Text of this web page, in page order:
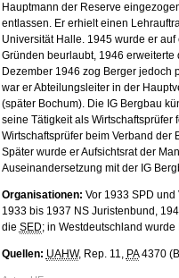
Hauptmann der Reserve
entlassen. Er erhielt einen
Universität Halle. 1945 wurde er
Gründen beurlaubt, 1946
Dezember 1946 zog Berger jedoch
war er Abteilungsleiter in der
(später Bochum). Die IG Bergbau
seine Tätigkeit als Wirtschaftsprüfer
Wirtschaftsprüfer beim Verband
Später wurde er Aufsichtsrat der
Auseinandersetzung mit der IG
Organisationen: Vor 1933 SPD
1933 bis 1937 NS Juristenbund,
die SED; in Westdeutschland
Quellen: UAHW, Rep. 11, PA4370